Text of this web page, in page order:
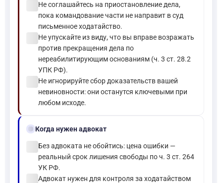
Не соглашайтесь на приостановление дела,
пока командование части не направит в суд
письменное ходатайство.
Не упускайте из виду, что вы вправе возражать
против прекращения дела по
нереабилитирующим основаниям (ч. 3 ст. 28.2
УПК РФ).
Не игнорируйте сбор доказательств вашей
невиновности: они останутся ключевыми при
любом исходе.
gavelКогда нужен адвокат
Без адвоката не обойтись: цена ошибки —
реальный срок лишения свободы по ч. 3 ст. 264
УК РФ.
Адвокат нужен для контроля за ходатайством